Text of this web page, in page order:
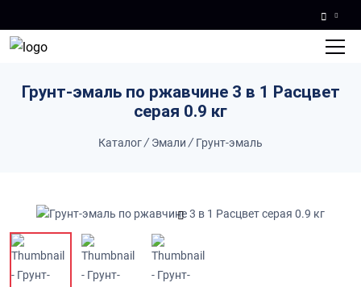
Грунт-эмаль по ржавчине 3 в 1 Расцвет
серая 0.9 кг
Каталог/ Эмали / Грунт-эмаль